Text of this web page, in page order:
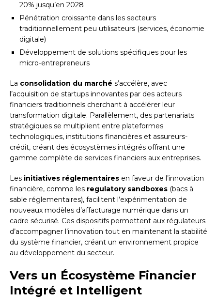
20% jusqu’en 2028
Pénétration croissante dans les secteurs
traditionnellement peu utilisateurs (services, économie
digitale)
Développement de solutions spécifiques pour les
micro-entrepreneurs
La consolidation du marché s’accélère, avec
l’acquisition de startups innovantes par des acteurs
financiers traditionnels cherchant à accélérer leur
transformation digitale. Parallèlement, des partenariats
stratégiques se multiplient entre plateformes
technologiques, institutions financières et assureurs-
crédit, créant des écosystèmes intégrés offrant une
gamme complète de services financiers aux entreprises.
Les initiatives réglementaires en faveur de l’innovation
financière, comme les regulatory sandboxes (bacs à
sable réglementaires), facilitent l’expérimentation de
nouveaux modèles d’affacturage numérique dans un
cadre sécurisé. Ces dispositifs permettent aux régulateurs
d’accompagner l’innovation tout en maintenant la stabilité
du système financier, créant un environnement propice
au développement du secteur.
Vers un Écosystème Financier
Intégré et Intelligent